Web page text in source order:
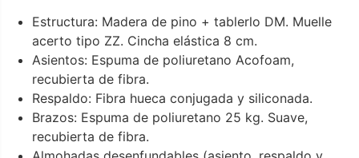
Estructura: Madera de pino + tablerlo DM. Muelle
acerto tipo ZZ. Cincha elástica 8 cm.
Asientos: Espuma de poliuretano Acofoam,
recubierta de fibra.
Respaldo: Fibra hueca conjugada y siliconada.
Brazos: Espuma de poliuretano 25 kg. Suave,
recubierta de fibra.